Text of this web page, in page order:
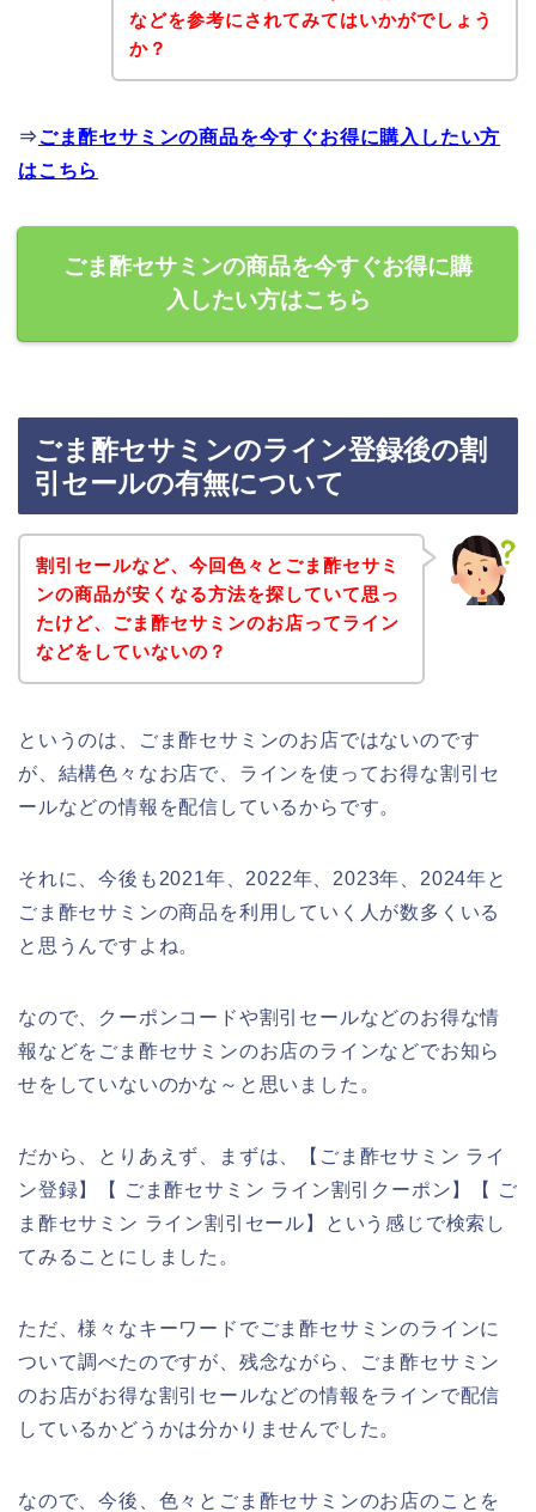
などを参考にされてみてはいかがでしょう
か？
⇒ごま酢セサミンの商品を今すぐお得に購入したい方
はこちら
ごま酢セサミンの商品を今すぐお得に購
入したい方はこちら
ごま酢セサミンのライン登録後の割
引セールの有無について
割引セールなど、今回色々とごま酢セサミ
ンの商品が安くなる方法を探していて思っ
たけど、ごま酢セサミンのお店ってライン
などをしていないの？
というのは、ごま酢セサミンのお店ではないのです
が、結構色々なお店で、ラインを使ってお得な割引セ
ールなどの情報を配信しているからです。
それに、今後も2021年、2022年、2023年、2024年と
ごま酢セサミンの商品を利用していく人が数多くいる
と思うんですよね。
なので、クーポンコードや割引セールなどのお得な情
報などをごま酢セサミンのお店のラインなどでお知ら
せをしていないのかな～と思いました。
だから、とりあえず、まずは、【ごま酢セサミン ライ
ン登録】【 ごま酢セサミン ライン割引クーポン】【 ご
ま酢セサミン ライン割引セール】という感じで検索し
てみることにしました。
ただ、様々なキーワードでごま酢セサミンのラインに
ついて調べたのですが、残念ながら、ごま酢セサミン
のお店がお得な割引セールなどの情報をラインで配信
しているかどうかは分かりませんでした。
なので、今後、色々とごま酢セサミンのお店のことを